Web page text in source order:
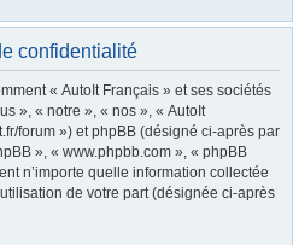
h
r
confidentialité
« AutoIt Français » et ses sociétés
», « notre », « nos », « AutoIt
forum ») et phpBB (désigné ci-après par
», « www.phpbb.com », « phpBB
n’importe quelle information collectée
de votre part (désignée ci-après